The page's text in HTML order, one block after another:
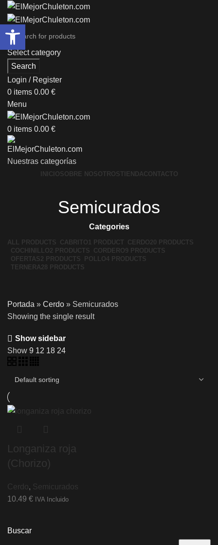
Select category
Search
Login / Register
0 items 0.00 €
Menu
0 items 0.00 €
Nuestras categorías
INICIOSOBRE NOSOTROSTIENDACONTACTO
Semicurados
Categories
ALL PRODUCTS CABRITO 1 PRODUCT CERDO20 PRODUCTS
COCHINILLO2 PRODUCTS CORDERO9 PRODUCTS
OFERTAS2 PRODUCTS POLLO4 PRODUCTS
TERNERA28 PRODUCTS
Buscar
Portada » Cerdo » Semicurados
Showing the single result
Show sidebar
Show 9 12 18 24
Longaniza roja
(Chorizo)
Cerdo, Semicurados
10.49 € IVA Incluido
Abrir barra de herramientas